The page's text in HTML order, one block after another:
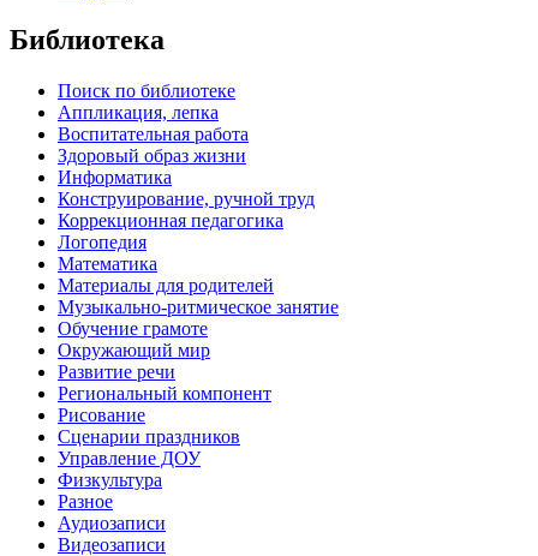
Библиотека
Поиск по библиотеке
Аппликация, лепка
Воспитательная работа
Здоровый образ жизни
Информатика
Конструирование, ручной труд
Коррекционная педагогика
Логопедия
Математика
Материалы для родителей
Музыкально-ритмическое занятие
Обучение грамоте
Окружающий мир
Развитие речи
Региональный компонент
Рисование
Сценарии праздников
Управление ДОУ
Физкультура
Разное
Аудиозаписи
Видеозаписи